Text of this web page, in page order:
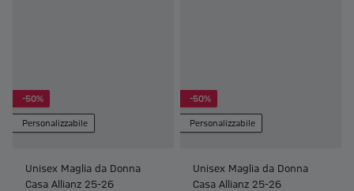
-50%
Personalizzabile
Unisex Maglia da Donna
Casa Allianz 25-26
-50%
Personalizzabile
Unisex Maglia da Donna
Casa Allianz 25-26